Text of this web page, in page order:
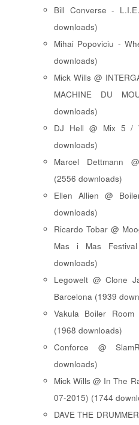
Bill Converse -
downloads)
Mihai Popoviciu -
downloads)
Mick Wills @
MACHINE DU
downloads)
DJ Hell @ Mix 5 /
downloads)
Marcel Dettmann
(2556 downloads)
Ellen Allien @
downloads)
Ricardo Tobar @
Mas i Mas
downloads)
Legowelt @ Clone
Barcelona (1939
Vakula Boiler
(1968 downloads)
Conforce @
downloads)
Mick Wills @ In The
07-2015) (1744
DAVE THE